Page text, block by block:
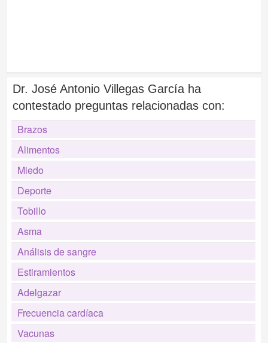
Dr. José Antonio Villegas García ha
contestado preguntas relacionadas con:
Brazos
Alimentos
Miedo
Deporte
Tobillo
Asma
Análisis de sangre
Estiramientos
Adelgazar
Frecuencia cardíaca
Vacunas